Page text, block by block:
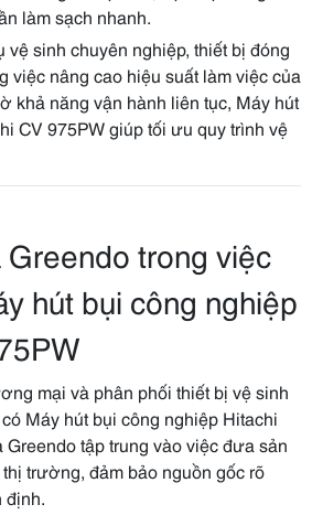
làm sạch nhanh.
vệ sinh chuyên nghiệp, thiết bị đóng
việc nâng cao hiệu suất làm việc của
khả năng vận hành liên tục, Máy hút
CV 975PW giúp tối ưu quy trình vệ
Greendo trong việc
hút bụi công nghiệp
mại và phân phối thiết bị vệ sinh
Máy hút bụi công nghiệp Hitachi
Greendo tập trung vào việc đưa sản
trường, đảm bảo nguồn gốc rõ
định.